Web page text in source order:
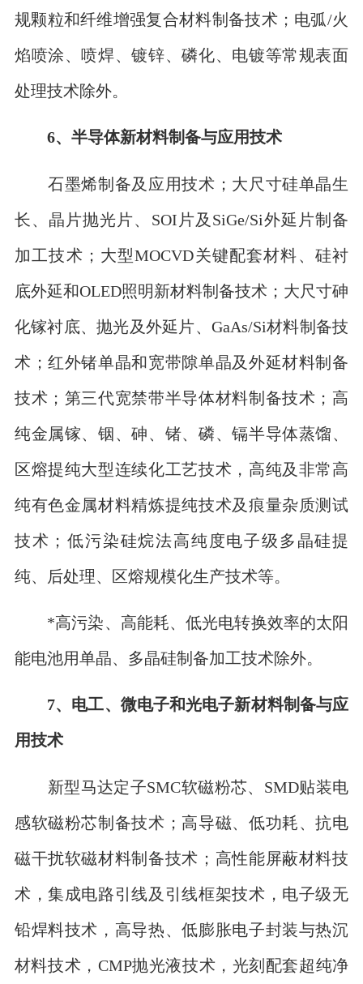
规颗粒和纤维增强复合材料制备技术；电弧/火
焰喷涂、喷焊、镀锌、磷化、电镀等常规表面
处理技术除外。
6、半导体新材料制备与应用技术
石墨烯制备及应用技术；大尺寸硅单晶生
长、晶片抛光片、SOI片及SiGe/Si外延片制备
加工技术；大型MOCVD关键配套材料、硅衬
底外延和OLED照明新材料制备技术；大尺寸砷
化镓衬底、抛光及外延片、GaAs/Si材料制备技
术；红外锗单晶和宽带隙单晶及外延材料制备
技术；第三代宽禁带半导体材料制备技术；高
纯金属镓、铟、砷、锗、磷、镉半导体蒸馏、
区熔提纯大型连续化工艺技术，高纯及非常高
纯有色金属材料精炼提纯技术及痕量杂质测试
技术；低污染硅烷法高纯度电子级多晶硅提
纯、后处理、区熔规模化生产技术等。
*高污染、高能耗、低光电转换效率的太阳
能电池用单晶、多晶硅制备加工技术除外。
7、电工、微电子和光电子新材料制备与应
用技术
新型马达定子SMC软磁粉芯、SMD贴装电
感软磁粉芯制备技术；高导磁、低功耗、抗电
磁干扰软磁材料制备技术；高性能屏蔽材料技
术，集成电路引线及引线框架技术，电子级无
铅焊料技术，高导热、低膨胀电子封装与热沉
材料技术，CMP抛光液技术，光刻配套超纯净